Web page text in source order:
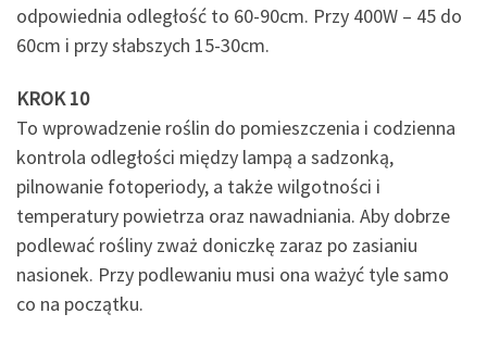
odpowiednia odległość to 60-90cm. Przy 400W – 45 do
60cm i przy słabszych 15-30cm.
KROK 10
To wprowadzenie roślin do pomieszczenia i codzienna
kontrola odległości między lampą a sadzonką,
pilnowanie fotoperiody, a także wilgotności i
temperatury powietrza oraz nawadniania. Aby dobrze
podlewać rośliny zważ doniczkę zaraz po zasianiu
nasionek. Przy podlewaniu musi ona ważyć tyle samo
co na początku.